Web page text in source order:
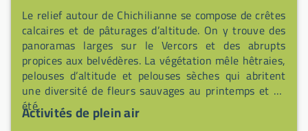
Le relief autour de Chichilianne se compose de crêtes
calcaires et de pâturages d’altitude. On y trouve des
panoramas larges sur le Vercors et des abrupts
propices aux belvédères. La végétation mêle hêtraies,
pelouses d’altitude et pelouses sèches qui abritent
une diversité de fleurs sauvages au printemps et en
été.
Activités de plein air